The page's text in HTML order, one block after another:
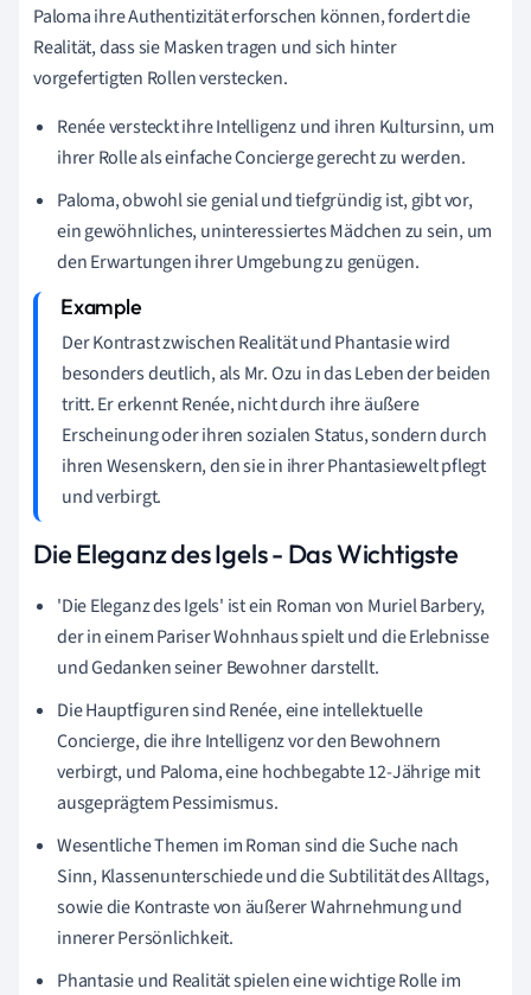
Paloma ihre Authentizität erforschen können, fordert die
Realität, dass sie Masken tragen und sich hinter
vorgefertigten Rollen verstecken.
Renée versteckt ihre Intelligenz und ihren Kultursinn, um
ihrer Rolle als einfache Concierge gerecht zu werden.
Paloma, obwohl sie genial und tiefgründig ist, gibt vor,
ein gewöhnliches, uninteressiertes Mädchen zu sein, um
den Erwartungen ihrer Umgebung zu genügen.
Der Kontrast zwischen Realität und Phantasie wird
besonders deutlich, als Mr. Ozu in das Leben der beiden
tritt. Er erkennt Renée, nicht durch ihre äußere
Erscheinung oder ihren sozialen Status, sondern durch
ihren Wesenskern, den sie in ihrer Phantasiewelt pflegt
und verbirgt.
Die Eleganz des Igels - Das Wichtigste
'Die Eleganz des Igels' ist ein Roman von Muriel Barbery,
der in einem Pariser Wohnhaus spielt und die Erlebnisse
und Gedanken seiner Bewohner darstellt.
Die Hauptfiguren sind Renée, eine intellektuelle
Concierge, die ihre Intelligenz vor den Bewohnern
verbirgt, und Paloma, eine hochbegabte 12-Jährige mit
ausgeprägtem Pessimismus.
Wesentliche Themen im Roman sind die Suche nach
Sinn, Klassenunterschiede und die Subtilität des Alltags,
sowie die Kontraste von äußerer Wahrnehmung und
innerer Persönlichkeit.
Phantasie und Realität spielen eine wichtige Rolle im